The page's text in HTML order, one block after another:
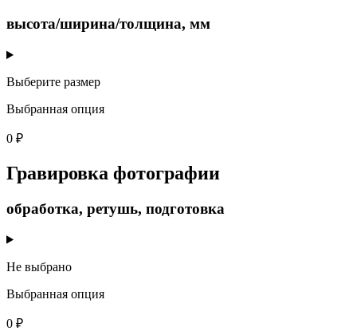
высота/ширина/толщина, мм
Выберите размер
Выбранная опция
0 ₽
Гравировка фотографии
обработка, ретушь, подготовка
Не выбрано
Выбранная опция
0 ₽